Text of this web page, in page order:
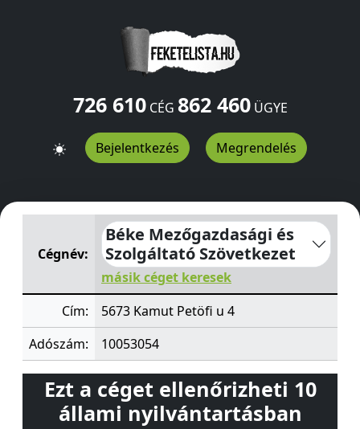
726 610CÉG 862 460ÜGYE
Bejelentkezés Megrendelés
Béke Mezőgazdasági és Szolgáltató SzövetkezetPetöfi
Cégnév:
Béke Mezőgazdasági és
Szolgáltató Szövetkezet
másik céget keresek
Cím:
5673 Kamut Petöfi u 4
Adószám:
10053054
Ezt a céget ellenőrizheti 10
állami nyilvántartásban